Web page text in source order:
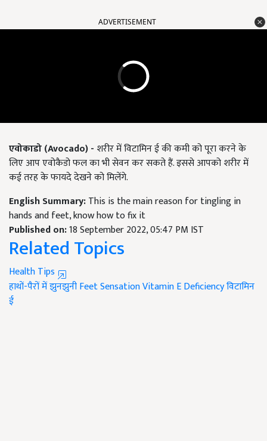
ADVERTISEMENT
एवोकाडो (Avocado) - शरीर में विटामिन ई की कमी को पूरा करने के
लिए आप एवोकैडो फल का भी सेवन कर सकते हैं. इससे आपको शरीर में
कई तरह के फायदे देखने को मिलेंगे.
English Summary:This is the main reason for tingling in
hands and feet, know how to fix it
Published on:18 September 2022, 05:47 PM IST
Related Topics
Health Tips
हाथों-पैरों में झुनझुनीFeet SensationVitamin E Deficiencyविटामिन
ई